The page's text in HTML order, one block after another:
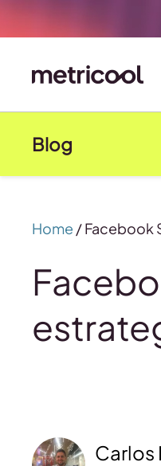
Blog
Home /Facebook
Carlos